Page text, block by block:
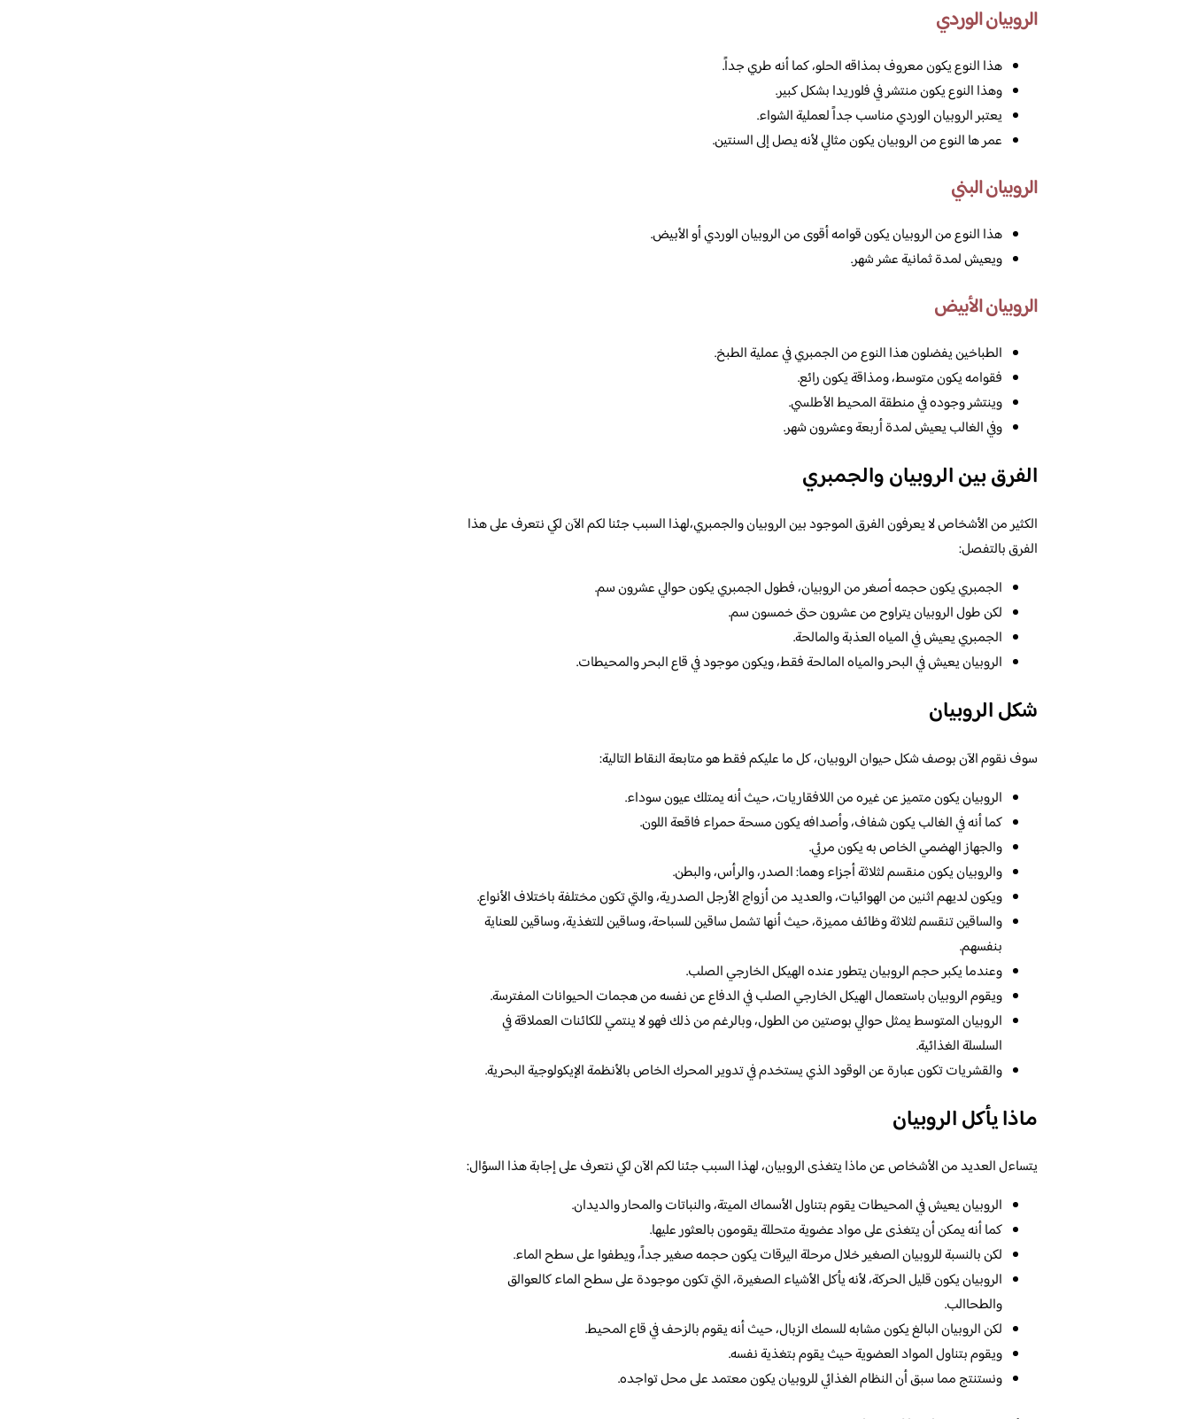
الروبيان الوردي
هذا النوع يكون معروف بمذاقه الحلو، كما أنه طري جداً.
وهذا النوع يكون منتشر في فلوريدا بشكل كبير.
يعتبر الروبيان الوردي مناسب جداً لعملية الشواء.
عمر ها النوع من الروبيان يكون مثالي لأنه يصل إلى السنتين.
الروبيان البني
هذا النوع من الروبيان يكون قوامه أقوى من الروبيان الوردي أو الأبيض.
ويعيش لمدة ثمانية عشر شهر.
الروبيان الأبيض
الطباخين يفضلون هذا النوع من الجمبري في عملية الطبخ.
فقوامه يكون متوسط، ومذاقة يكون رائع.
وينتشر وجوده في منطقة المحيط الأطلسي.
وفي الغالب يعيش لمدة أربعة وعشرون شهر.
الفرق بين الروبيان والجمبري
الكثير من الأشخاص لا يعرفون الفرق الموجود بين الروبيان والجمبري،لهذا السبب جئنا لكم الآن لكي نتعرف على هذا
الفرق بالتفصل:
الجمبري يكون حجمه أصغر من الروبيان، فطول الجمبري يكون حوالي عشرون سم.
لكن طول الروبيان يتراوح من عشرون حتى خمسون سم.
الجمبري يعيش في المياه العذبة والمالحة.
الروبيان يعيش في البحر والمياه المالحة فقط، ويكون موجود في قاع البحر والمحيطات.
شكل الروبيان
سوف نقوم الآن بوصف شكل حيوان الروبيان، كل ما عليكم فقط هو متابعة النقاط التالية:
الروبيان يكون متميز عن غيره من اللافقاريات، حيث أنه يمتلك عيون سوداء.
كما أنه في الغالب يكون شفاف، وأصدافه يكون مسحة حمراء فاقعة اللون.
والجهاز الهضمي الخاص به يكون مرئي.
والروبيان يكون منقسم لثلاثة أجزاء وهما: الصدر، والرأس، والبطن.
ويكون لديهم اثنين من الهوائيات، والعديد من أزواج الأرجل الصدرية، والتي تكون مختلفة باختلاف الأنواع.
والساقين تنقسم لثلاثة وظائف مميزة، حيث أنها تشمل ساقين للسباحة، وساقين للتغذية، وساقين للعناية
بنفسهم.
وعندما يكبر حجم الروبيان يتطور عنده الهيكل الخارجي الصلب.
ويقوم الروبيان باستعمال الهيكل الخارجي الصلب في الدفاع عن نفسه من هجمات الحيوانات المفترسة.
الروبيان المتوسط يمثل حوالي بوصتين من الطول، وبالرغم من ذلك فهو لا ينتمي للكائنات العملاقة في
السلسلة الغذائية.
والقشريات تكون عبارة عن الوقود الذي يستخدم في تدوير المحرك الخاص بالأنظمة الإيكولوجية البحرية.
ماذا يأكل الروبيان
يتساءل العديد من الأشخاص عن ماذا يتغذى الروبيان، لهذا السبب جئنا لكم الآن لكي نتعرف على إجابة هذا السؤال:
الروبيان يعيش في المحيطات يقوم بتناول الأسماك الميتة، والنباتات والمحار والديدان.
كما أنه يمكن أن يتغذى على مواد عضوية متحللة يقومون بالعثور عليها.
لكن بالنسبة للروبيان الصغير خلال مرحلة اليرقات يكون حجمه صغير جداً، ويطفوا على سطح الماء.
الروبيان يكون قليل الحركة، لأنه يأكل الأشياء الصغيرة، التي تكون موجودة على سطح الماء كالعوالق
والطحاالب.
لكن الروبيان البالغ يكون مشابه للسمك الزبال، حيث أنه يقوم بالزحف في قاع المحيط.
ويقوم بتناول المواد العضوية حيث يقوم بتغذية نفسه.
ونستنتج مما سبق أن النظام الغذائي للروبيان يكون معتمد على محل تواجده.